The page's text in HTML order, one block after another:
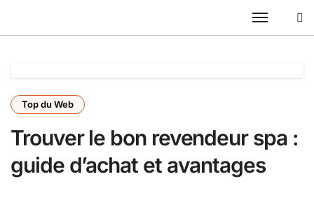
contenu
Top du Web
Trouver le bon revendeur spa :
guide d’achat et avantages